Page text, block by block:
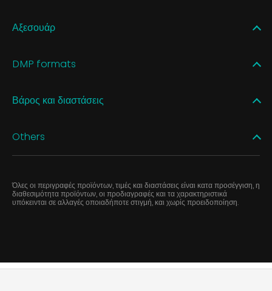
Αξεσουάρ
DMP formats
Βάρος και διαστάσεις
Others
Όλες οι περιγραφές προϊόντων, τιμές και διαστάσεις είναι κατα προσέγγιση, η
διαθεσιμότητα προϊόντων, οι προδιαγραφές και τα χαρακτηριστικά
υπόκεινται σε αλλαγές οποιαδήποτε στιγμή, και χωρίς προειδοποίηση.